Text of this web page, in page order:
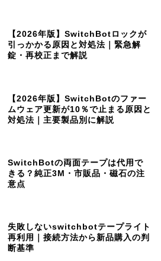
【2026年版】SwitchBotロックが
引っかかる原因と対処法｜緊急解
錠・再校正まで解説
【2026年版】SwitchBotのファー
ムウェア更新が10％で止まる原因と
対処法｜主要製品別に解説
SwitchBotの両面テープは代用で
きる？純正3M・市販品・磁石の注
意点
失敗しないswitchbotテープライト
再利用｜接続方法から新品購入の判
断基準